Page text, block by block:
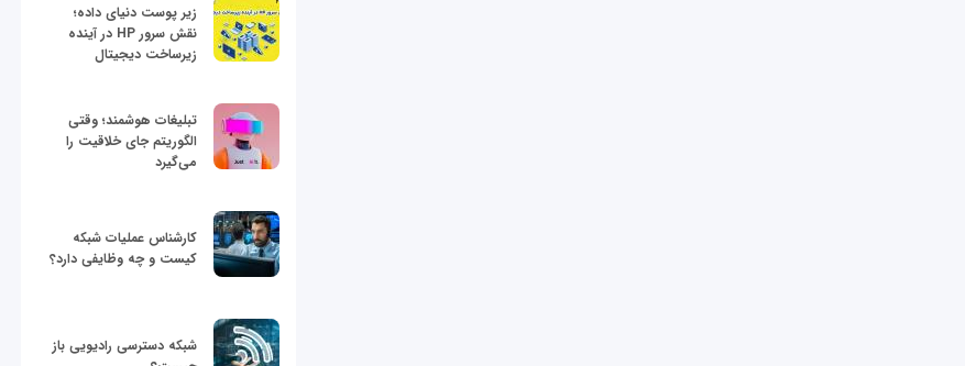
زیر پوست دنیای داده؛
نقش سرور HP در آینده
زیرساخت دیجیتال
تبلیغات هوشمند؛ وقتی
الگوریتم جای خلاقیت را
می‌گیرد
کارشناس عملیات شبکه
کیست و چه وظایفی دارد؟
شبکه دسترسی رادیویی باز